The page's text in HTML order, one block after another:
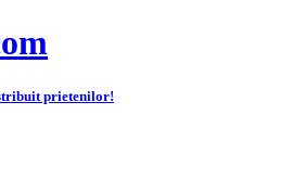
prietenilor!